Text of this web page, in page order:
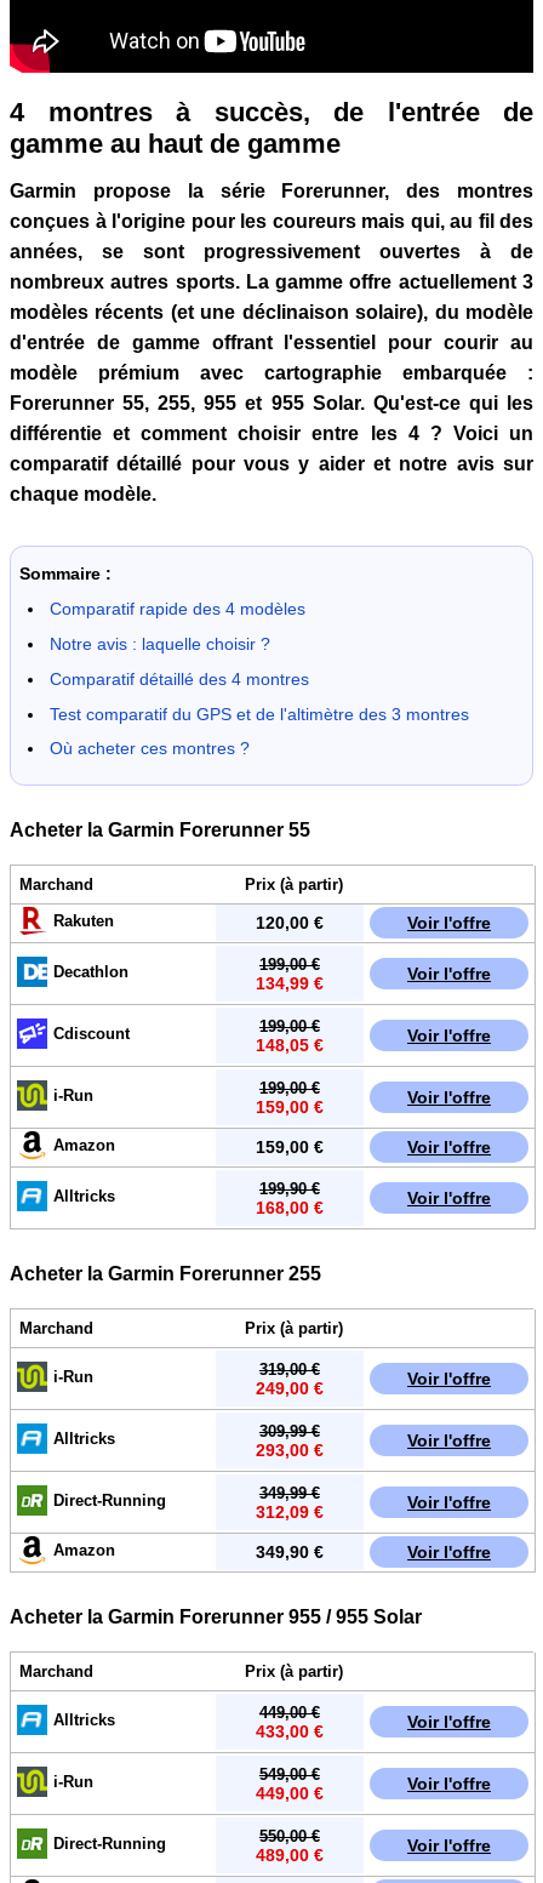
4 montres à succès, de l'entrée de
gamme au haut de gamme
Garmin propose la série Forerunner, des montres
conçues à l'origine pour les coureurs mais qui, au fil des
années, se sont progressivement ouvertes à de
nombreux autres sports. La gamme offre actuellement 3
modèles récents (et une déclinaison solaire), du modèle
d'entrée de gamme offrant l'essentiel pour courir au
modèle prémium avec cartographie embarquée :
Forerunner 55, 255, 955 et 955 Solar. Qu'est-ce qui les
différentie et comment choisir entre les 4 ? Voici un
comparatif détaillé pour vous y aider et notre avis sur
chaque modèle.
Sommaire :
Comparatif rapide des 4 modèles
Notre avis : laquelle choisir ?
Comparatif détaillé des 4 montres
Test comparatif du GPS et de l'altimètre des 3 montres
Où acheter ces montres ?
Acheter la Garmin Forerunner 55
Marchand Prix (à partir)
Rakuten Voir l'offre
120,00 €
Decathlon Voir l'offre
199,00 €
134,99 €
Cdiscount Voir l'offre
199,00 €
148,05 €
i-Run Voir l'offre
199,00 €
159,00 €
Amazon Voir l'offre
159,00 €
Alltricks Voir l'offre
199,90 €
168,00 €
Acheter la Garmin Forerunner 255
Marchand Prix (à partir)
i-Run Voir l'offre
319,00 €
249,00 €
Alltricks Voir l'offre
309,99 €
293,00 €
Direct-Running Voir l'offre
349,99 €
312,09 €
Amazon Voir l'offre
349,90 €
Acheter la Garmin Forerunner 955 / 955 Solar
Marchand Prix (à partir)
Alltricks Voir l'offre
449,00 €
433,00 €
i-Run Voir l'offre
549,00 €
449,00 €
Direct-Running Voir l'offre
550,00 €
489,00 €